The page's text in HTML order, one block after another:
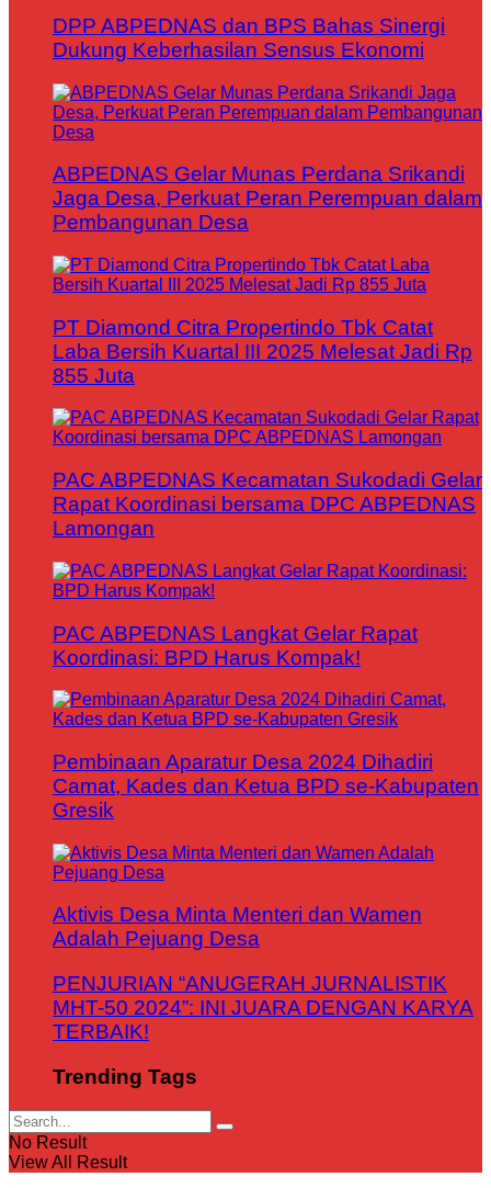
DPP ABPEDNAS dan BPS Bahas Sinergi
Dukung Keberhasilan Sensus Ekonomi
ABPEDNAS Gelar Munas Perdana Srikandi
Jaga Desa, Perkuat Peran Perempuan dalam
Pembangunan Desa
PT Diamond Citra Propertindo Tbk Catat
Laba Bersih Kuartal III 2025 Melesat Jadi Rp
855 Juta
PAC ABPEDNAS Kecamatan Sukodadi Gelar
Rapat Koordinasi bersama DPC ABPEDNAS
Lamongan
PAC ABPEDNAS Langkat Gelar Rapat
Koordinasi: BPD Harus Kompak!
Pembinaan Aparatur Desa 2024 Dihadiri
Camat, Kades dan Ketua BPD se-Kabupaten
Gresik
Aktivis Desa Minta Menteri dan Wamen
Adalah Pejuang Desa
PENJURIAN “ANUGERAH JURNALISTIK
MHT-50 2024”: INI JUARA DENGAN KARYA
TERBAIK!
Trending Tags
No Result
View All Result